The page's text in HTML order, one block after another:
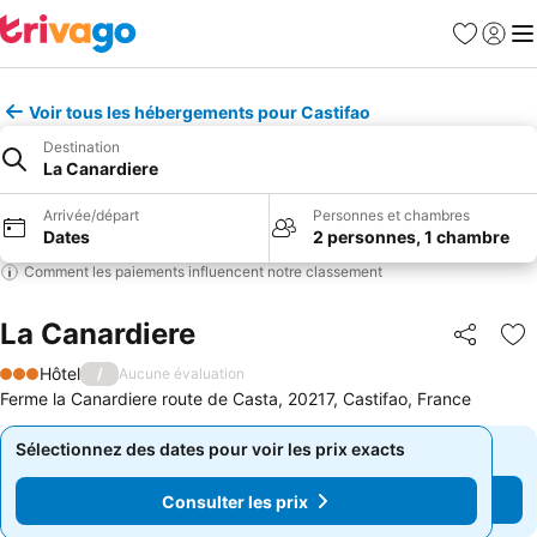
Favoris
Se
Voir tous les hébergements pour Castifao
Destination
La Canardiere
Arrivée/départ
Dates
Personnes et chambres
2 personnes, 1 chambre
Comment les paiements influencent notre classement
La Canardiere Partager
3 Étoiles
Hôtel / Aucune évaluation
Ferme la Canardiere route de Casta, 20217, Castifao, France
Sélectionnez des dates pour voir les prix exacts
Consulter les prix
Sélectionnez des dates pour voir les prix exacts
Consulter les prix